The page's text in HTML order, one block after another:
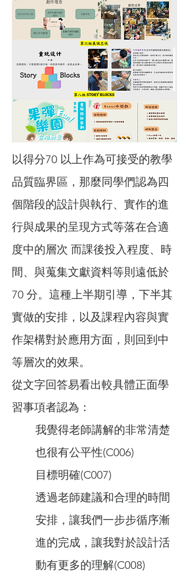
以得分70 以上作為可接受的教學
品質臨界區，那麼同學們認為四
個階段的設計與執行、實作的進
行與成果的呈現方式等落在合適
度中的層次 而課後投入程度、時
間、與蒐集文獻資料等則遠低於
70 分。這種上半期引導，下半其
實做的安排，以及課程內容與實
作架構對於應用方面，則回到中
等層次的效果。
從文字回答易看出較具體正面學
習事項者認為：
我覺得老師講解的非常清楚
也很有公平性(C006)
目標明確(C007)
透過老師建議和合理的時間
安排，讓我們一步步循序漸
進的完成，讓我對於設計活
動有更多的理解(C008)